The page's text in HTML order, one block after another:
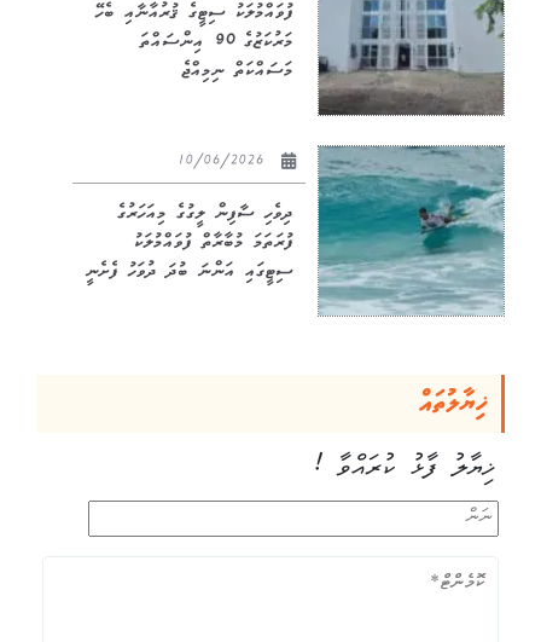
ފުވައްމުލަކު ސިޓީގެ ޤުރުއާނާއި ބެހޭ
މަރުކަޒުގެ 90 އިންސައްތަ
މަސައްކަތް ނިމިއްޖެ
ދިވެހި ސާފިން ލީގުގެ މިއަހަރުގެ
ފުރަތަމަ މުބާރާތް ފުވައްމުލަކު
ސިޓީގައި އަންނަ ބުދަ ދުވަހު ފެށެނީ
ޚިޔާލުތައް
ޚިޔާލު ފާޅު ކުރައްވާ !